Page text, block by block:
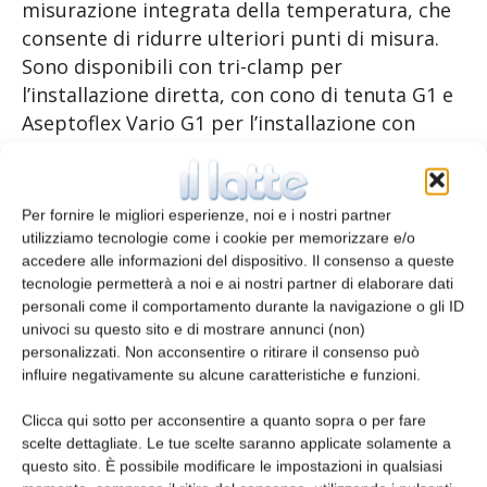
Per fornire le migliori esperienze, noi e i nostri partner
utilizziamo tecnologie come i cookie per memorizzare e/o
accedere alle informazioni del dispositivo. Il consenso a queste
tecnologie permetterà a noi e ai nostri partner di elaborare dati
personali come il comportamento durante la navigazione o gli ID
univoci su questo sito e di mostrare annunci (non)
personalizzati. Non acconsentire o ritirare il consenso può
influire negativamente su alcune caratteristiche e funzioni.
Clicca qui sotto per acconsentire a quanto sopra o per fare
scelte dettagliate. Le tue scelte saranno applicate solamente a
questo sito. È possibile modificare le impostazioni in qualsiasi
misurazione integrata della temperatura, che
consente di ridurre ulteriori punti di misura.
Sono disponibili con tri-clamp per
l’installazione diretta, con cono di tenuta G1 e
Aseptoflex Vario G1 per l’installazione con
e con cono di tenuta G1/2 per l’installazione in
tubazioni. Per ogni sensore di pressione PM è
disponibile un certificato di fabbrica gratuito
scaricabile dal sito (www.factory-
certificate.ifm). Un accesso semplice alla
documentazione è così garantito anche dopo
l’acquisto del sensore.
trasmissione dei dati senza perdite grazie alla
comunicazione digitale. Le influenze esterne